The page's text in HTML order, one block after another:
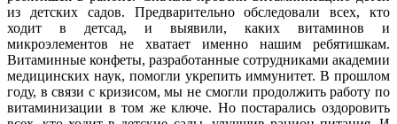
из детских садов. Предварительно обследовали всех, кто
ходит в детсад, и выявили, каких витаминов и
микроэлементов не хватает именно нашим ребятишкам.
Витаминные конфеты, разработанные сотрудниками академии
медицинских наук, помогли укрепить иммунитет. В прошлом
году, в связи с кризисом, мы не смогли продолжить работу по
витаминизации в том же ключе. Но постарались оздоровить